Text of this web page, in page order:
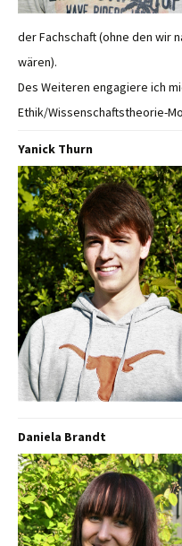
der Fachschaft (ohne den wir
wären).
Des Weiteren engagiere ich
Ethik/Wissenschaftstheorie-
Yanick Thurn
Daniela Brandt